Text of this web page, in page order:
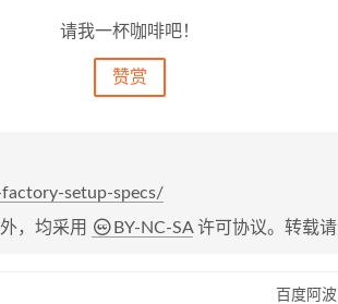
请我一杯咖啡吧！
赞赏
setup-specs/
，均采用 BY-NC-SA许可协议。转载请
百度阿